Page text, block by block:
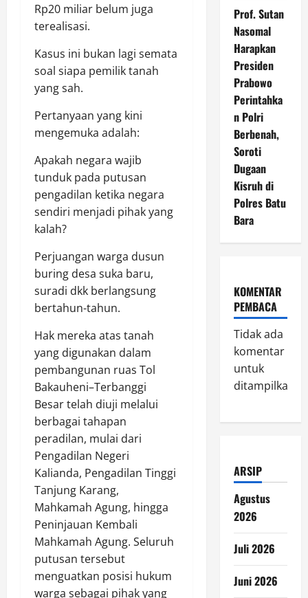
Rp20 miliar belum juga
terealisasi.
Kasus ini bukan lagi semata
soal siapa pemilik tanah
yang sah.
Pertanyaan yang kini
mengemuka adalah:
Apakah negara wajib
tunduk pada putusan
pengadilan ketika negara
sendiri menjadi pihak yang
kalah?
Perjuangan warga dusun
buring desa suka baru,
suradi dkk berlangsung
bertahun-tahun.
Hak mereka atas tanah
yang digunakan dalam
pembangunan ruas Tol
Bakauheni–Terbanggi
Besar telah diuji melalui
berbagai tahapan
peradilan, mulai dari
Pengadilan Negeri
Kalianda, Pengadilan Tinggi
Tanjung Karang,
Mahkamah Agung, hingga
Peninjauan Kembali
Mahkamah Agung. Seluruh
putusan tersebut
menguatkan posisi hukum
warga sebagai pihak yang
Prof. Sutan
Nasomal
Harapkan
Presiden
Prabowo
Perintahka
n Polri
Berbenah,
Soroti
Dugaan
Kisruh di
Polres Batu
Bara
KOMENTAR
PEMBACA
Tidak ada
komentar
untuk
ditampilkan.
ARSIP
Agustus
2026
Juli 2026
Juni 2026